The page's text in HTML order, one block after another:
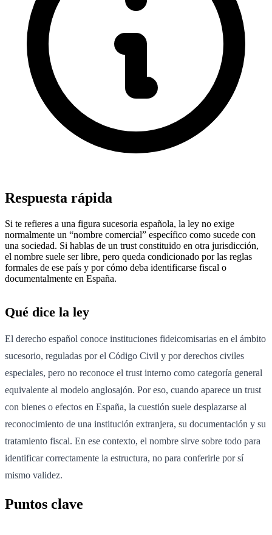
Respuesta rápida
Si te refieres a una figura sucesoria española, la ley no exige
normalmente un “nombre comercial” específico como sucede con
una sociedad. Si hablas de un trust constituido en otra jurisdicción,
el nombre suele ser libre, pero queda condicionado por las reglas
formales de ese país y por cómo deba identificarse fiscal o
documentalmente en España.
Qué dice la ley
El derecho español conoce instituciones fideicomisarias en el ámbito
sucesorio, reguladas por el Código Civil y por derechos civiles
especiales, pero no reconoce el trust interno como categoría general
equivalente al modelo anglosajón. Por eso, cuando aparece un trust
con bienes o efectos en España, la cuestión suele desplazarse al
reconocimiento de una institución extranjera, su documentación y su
tratamiento fiscal. En ese contexto, el nombre sirve sobre todo para
identificar correctamente la estructura, no para conferirle por sí
mismo validez.
Puntos clave